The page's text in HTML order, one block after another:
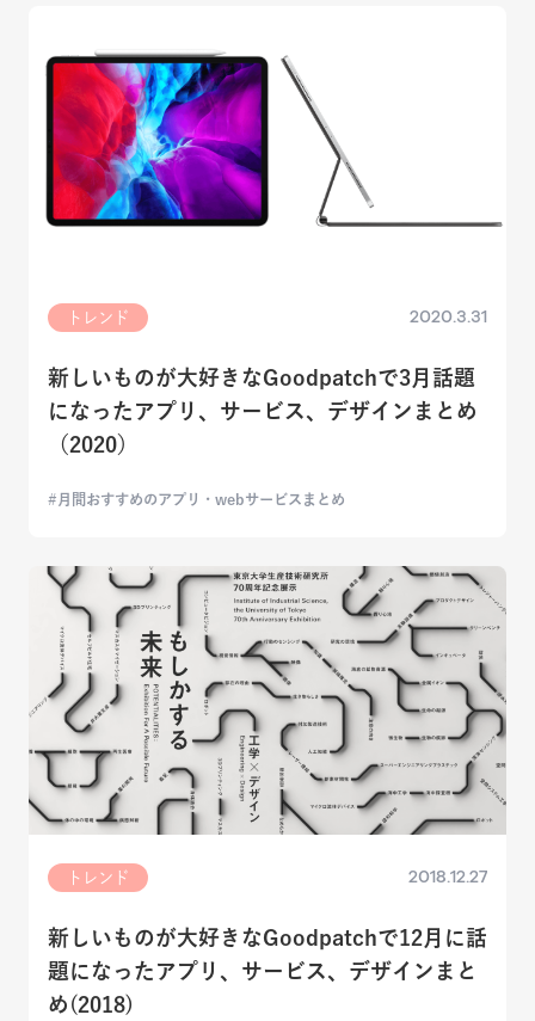
トレンド 2020.3.31
新しいものが大好きなGoodpatchで3月話題
になったアプリ、サービス、デザインまとめ
（2020）
月間おすすめのアプリ・webサービスまとめ
トレンド 2018.12.27
新しいものが大好きなGoodpatchで12月に話
題になったアプリ、サービス、デザインまと
め(2018)